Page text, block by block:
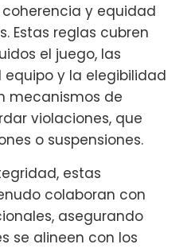
y equidad
Estas reglas cubren
el juego, las
y la elegibilidad
mecanismos de
violaciones, que
o suspensiones.
estas
colaboran con
asegurando
se alineen con los